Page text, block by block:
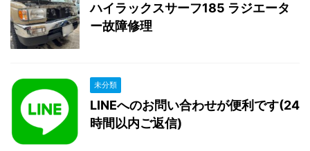
ハイラックスサーフ185 ラジエータ
ー故障修理
未分類
LINEへのお問い合わせが便利です(24
時間以内ご返信)